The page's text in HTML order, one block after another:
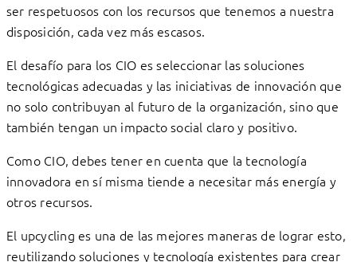
ser respetuosos con los recursos que tenemos a nuestra
disposición, cada vez más escasos.
El desafío para los CIO es seleccionar las soluciones
tecnológicas adecuadas y las iniciativas de innovación que
no solo contribuyan al futuro de la organización, sino que
también tengan un impacto social claro y positivo.
Como CIO, debes tener en cuenta que la tecnología
innovadora en sí misma tiende a necesitar más energía y
otros recursos.
El upcycling es una de las mejores maneras de lograr esto,
reutilizando soluciones y tecnología existentes para crear